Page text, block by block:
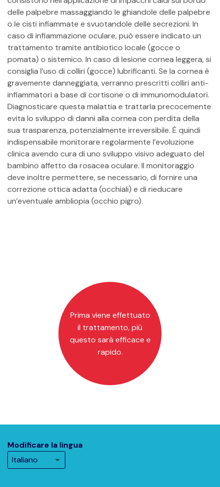
Prima viene effettuato
il trattamento, più
questo sarà efficace e
rapido.
delle palpebre massaggiando le ghiandole delle palpebre
o le cisti infiammate e svuotandole delle secrezioni. In
caso di infiammazione oculare, può essere indicato un
trattamento tramite antibiotico locale (gocce o
pomata) o sistemico. In caso di lesione cornea leggera, si
consiglia l’uso di colliri (gocce) lubrificanti. Se la cornea è
gravemente danneggiata, verranno prescritti colliri anti-
infiammatori a base di cortisone o di immunomodulatori.
Diagnosticare questa malattia e trattarla precocemente
evita lo sviluppo di danni alla cornea con perdita della
sua trasparenza, potenzialmente irreversibile. È quindi
indispensabile monitorare regolarmente l’evoluzione
clinica avendo cura di uno sviluppo visivo adeguato del
bambino affetto da rosacea oculare. Il monitoraggio
deve inoltre permettere, se necessario, di fornire una
correzione ottica adatta (occhiali) e di rieducare
un’eventuale ambliopia (occhio pigro).
Modificare la lingua